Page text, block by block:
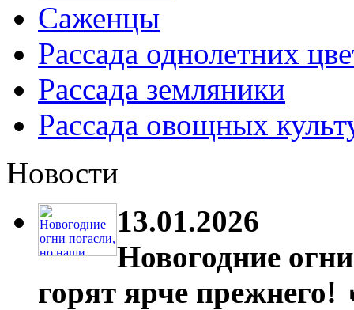
Саженцы
Рассада однолетних
Рассада земляники
Рассада овощных
Новости
13.01.2026
Новогодние
горят ярче прежнего!